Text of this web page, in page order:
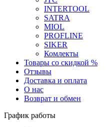
INTERTOOL
SATRA
MIOL
PROFLINE
SIKER
Комлекты
Товары со скидкой %
Отзывы
Доставка и оплата
О нас
Возврат и обмен
График работы